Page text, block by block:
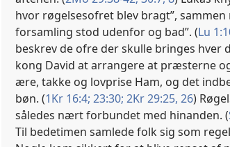
hvor røgelsesofret blev bragt”, sammen
forsamling stod udenfor og bad”. (Lu
beskrev de ofre der skulle bringes hver
kong David at arrangere at præsterne
ære, takke og lovprise Ham, og det
bøn. (1Kr 16:4; 23:30; 2Kr 29:25, 26)
således nært forbundet med hinanden. (
Til bedetimen samlede folk sig som